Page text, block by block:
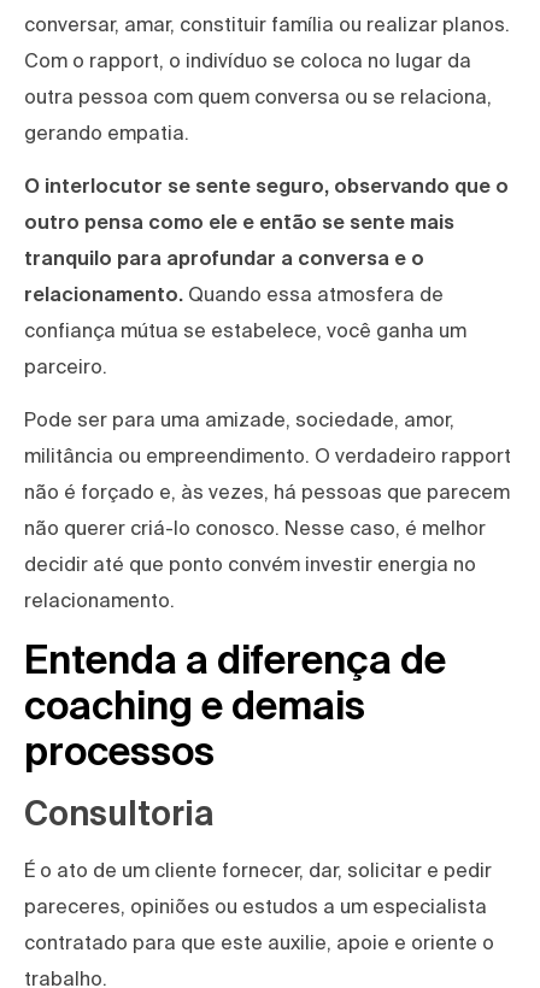
conversar, amar, constituir família ou realizar planos.
Com o rapport, o indivíduo se coloca no lugar da
outra pessoa com quem conversa ou se relaciona,
gerando empatia.
O interlocutor se sente seguro, observando que o
outro pensa como ele e então se sente mais
tranquilo para aprofundar a conversa e o
relacionamento. Quando essa atmosfera de
confiança mútua se estabelece, você ganha um
parceiro.
Pode ser para uma amizade, sociedade, amor,
militância ou empreendimento. O verdadeiro rapport
não é forçado e, às vezes, há pessoas que parecem
não querer criá-lo conosco. Nesse caso, é melhor
decidir até que ponto convém investir energia no
relacionamento.
Entenda a diferença de
coaching e demais
processos
Consultoria
É o ato de um cliente fornecer, dar, solicitar e pedir
pareceres, opiniões ou estudos a um especialista
contratado para que este auxilie, apoie e oriente o
trabalho.